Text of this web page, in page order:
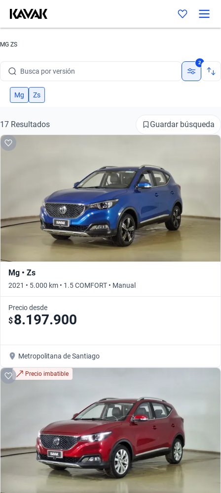
MG ZS
Busca por marca
Busca por versión
Busca por año
Busca por modelo
2
Mg Zs
17 Resultados Guardar búsqueda
Mg • Zs
2021 • 5.000 km • 1.5 COMFORT • Manual
Precio desde
$8.197.900
Metropolitana de Santiago
Precio imbatible